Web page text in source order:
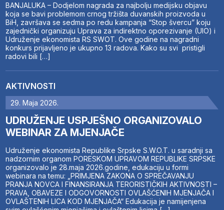
BANJALUKA – Dodjelom nagrada za najbolju medijsku objavu
koja se bavi problemom crnog tržišta duvanskih proizvoda u
BiH, završava se sedma po redu kampanja “Stop švercu” koju
zajednički organizuju Uprava za indirektno oporezivanje (UIO) i
Udruženje ekonomista RS SWOT. Ove godine na nagradni
konkurs prijavljeno je ukupno 13 radova. Kako su svi pristigli
radovi bili […]
AKTIVNOSTI
29. Maja 2026.
UDRUŽENJE USPJEŠNO ORGANIZOVALO
WEBINAR ZA MJENJAČE
Udruženje ekonomista Republike Srpske S.W.O.T. u saradnji sa
nadzornim organom PORESKOM UPRAVOM REPUBLIKE SRPSKE
organizovalo je 28.maja 2026.godine, edukaciju u formi
webinara na temu: „PRIMJENA ZAKONA O SPREČAVANJU
PRANJA NOVCA I FINANSIRANJA TERORISTIČKIH AKTIVNOSTI –
PRAVA, OBAVEZE I ODGOVORNOSTI OVLAŠĆENIH MJENJAČA I
OVLAŠTENIH LICA KOD MJENJAČA“ Edukacija je namijenjena